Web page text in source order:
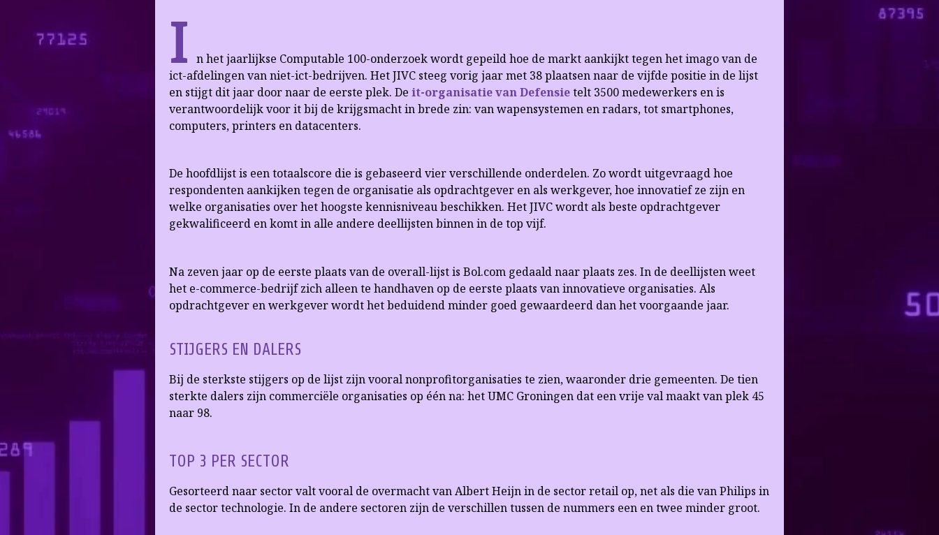
I n het jaarlijkse Computable 100-onderzoek wordt gepeild hoe de markt aankijkt tegen het imago van de
ict-afdelingen van niet-ict-bedrijven. Het JIVC steeg vorig jaar met 38 plaatsen naar de vijfde positie in de lijst
en stijgt dit jaar door naar de eerste plek. De it-organisatie van Defensietelt 3500 medewerkers en is
verantwoordelijk voor it bij de krijgsmacht in brede zin: van wapensystemen en radars, tot smartphones,
computers, printers en datacenters.
De hoofdlijst is een totaalscore die is gebaseerd vier verschillende onderdelen. Zo wordt uitgevraagd hoe
respondenten aankijken tegen de organisatie als opdrachtgever en als werkgever, hoe innovatief ze zijn en
welke organisaties over het hoogste kennisniveau beschikken. Het JIVC wordt als beste opdrachtgever
gekwalificeerd en komt in alle andere deellijsten binnen in de top vijf.
Na zeven jaar op de eerste plaats van de overall-lijst is Bol.com gedaald naar plaats zes. In de deellijsten weet
het e-commerce-bedrijf zich alleen te handhaven op de eerste plaats van innovatieve organisaties. Als
opdrachtgever en werkgever wordt het beduidend minder goed gewaardeerd dan het voorgaande jaar.
STIJGERS EN DALERS
Bij de sterkste stijgers op de lijst zijn vooral nonprofitorganisaties te zien, waaronder drie gemeenten. De tien
sterkte dalers zijn commerciële organisaties op één na: het UMC Groningen dat een vrije val maakt van plek 45
naar 98.
TOP 3 PER SECTOR
Gesorteerd naar sector valt vooral de overmacht van Albert Heijn in de sector retail op, net als die van Philips in
de sector technologie. In de andere sectoren zijn de verschillen tussen de nummers een en twee minder groot.